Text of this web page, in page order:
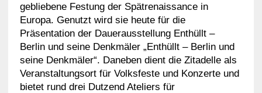
gebliebene Festung der Spätrenaissance in
Europa. Genutzt wird sie heute für die
Präsentation der Dauerausstellung Enthüllt –
Berlin und seine Denkmäler „Enthüllt – Berlin und
seine Denkmäler“. Daneben dient die Zitadelle als
Veranstaltungsort für Volksfeste und Konzerte und
bietet rund drei Dutzend Ateliers für